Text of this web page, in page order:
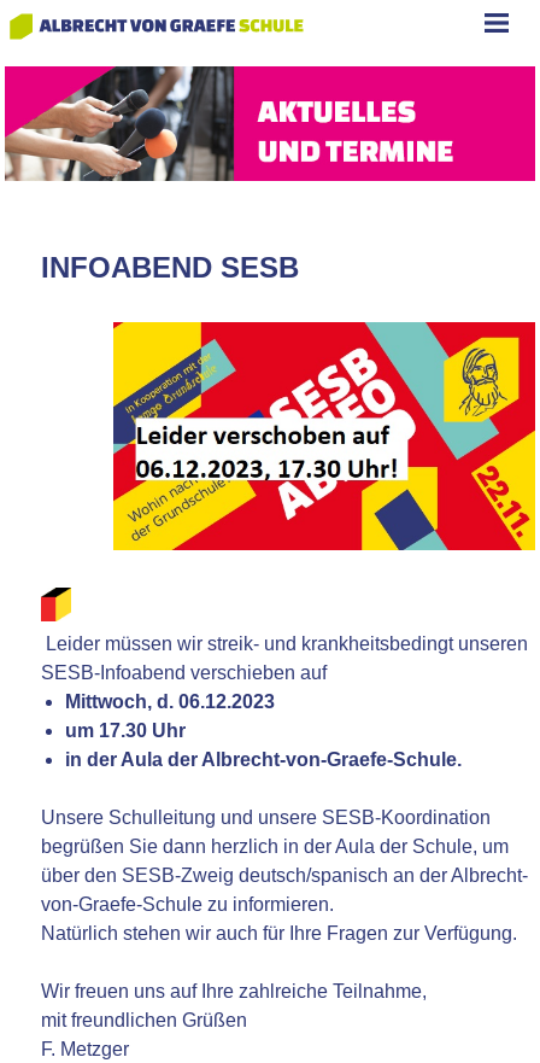
INFOABEND SESB
Leider müssen wir streik- und krankheitsbedingt unseren
SESB-Infoabend verschieben auf
Mittwoch, d. 06.12.2023
um 17.30 Uhr
in der Aula der Albrecht-von-Graefe-Schule.
Unsere Schulleitung und unsere SESB-Koordination
begrüßen Sie dann herzlich in der Aula der Schule, um
über den SESB-Zweig deutsch/spanisch an der Albrecht-
von-Graefe-Schule zu informieren.
Natürlich stehen wir auch für Ihre Fragen zur Verfügung.
Wir freuen uns auf Ihre zahlreiche Teilnahme,
mit freundlichen Grüßen
F. Metzger